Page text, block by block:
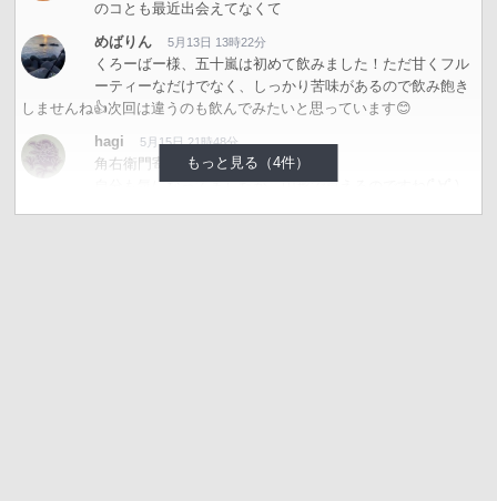
のコとも最近出会えてなくて
めばりん 5月13日 13時22分
くろーばー様、五十嵐は初めて飲みました！ただ甘くフル
ーティーなだけでなく、しっかり苦味があるので飲み飽き
しませんね👍次回は違うのも飲んでみたいと思っています😊
hagi 5月15日 21時48分
角右衛門寄りとは🎶
自分も気になってましたが、山形で買えるのですね(ﾟ∀ﾟ)
もっと見る（4件）